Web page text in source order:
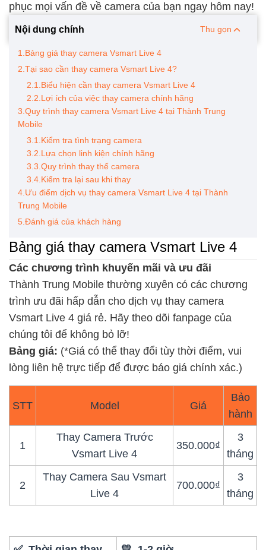
phục mọi vấn đề về camera của bạn ngay hôm nay!
Nội dung chính Thu gọn
1.Bảng giá thay camera Vsmart Live 4
2.Tại sao cần thay camera Vsmart Live 4?
2.1.Biểu hiện cần thay camera Vsmart Live 4
2.2.Lợi ích của việc thay camera chính hãng
3.Quy trình thay camera Vsmart Live 4 tại Thành Trung
Mobile
3.1.Kiểm tra tình trạng camera
3.2.Lựa chọn linh kiện chính hãng
3.3.Quy trình thay thế camera
3.4.Kiểm tra lại sau khi thay
4.Ưu điểm dịch vụ thay camera Vsmart Live 4 tại Thành
Trung Mobile
5.Đánh giá của khách hàng
Bảng giá thay camera Vsmart Live 4
Các chương trình khuyến mãi và ưu đãi
Thành Trung Mobile thường xuyên có các chương
trình ưu đãi hấp dẫn cho dịch vụ thay camera
Vsmart Live 4 giá rẻ. Hãy theo dõi fanpage của
chúng tôi để không bỏ lỡ!
Bảng giá: (*Giá có thể thay đổi tùy thời điểm, vui
lòng liên hệ trực tiếp để được báo giá chính xác.)
STT Model Giá
Bảo
hành
1
Thay Camera Trước
Vsmart Live 4
350.000₫
3
tháng
2
Thay Camera Sau Vsmart
Live 4
700.000₫
3
tháng